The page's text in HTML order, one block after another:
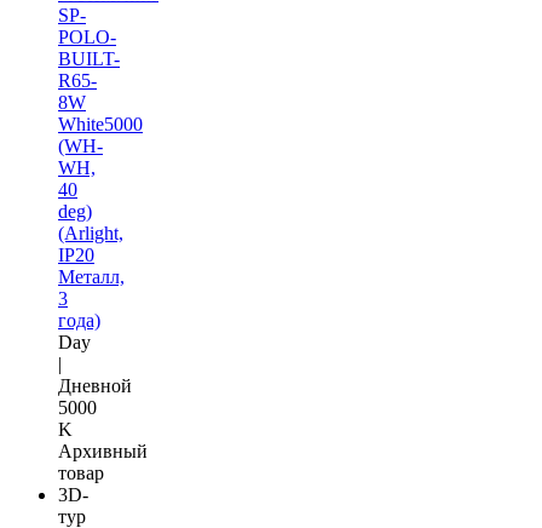
SP-
POLO-
BUILT-
R65-
8W
White5000
(WH-
WH,
40
deg)
(Arlight,
IP20
Металл,
3
года)
Day
|
Дневной
5000
K
Архивный
товар
3D-
тур